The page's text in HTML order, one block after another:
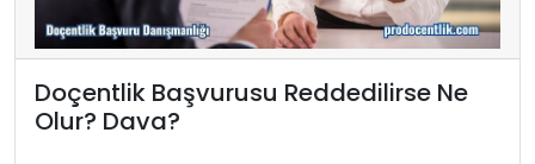
Doçentlik Başvurusu Reddedilirse Ne
Olur? Dava?